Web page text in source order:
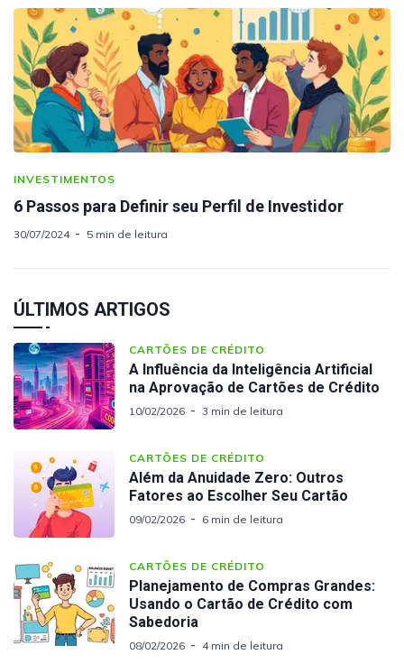
INVESTIMENTOS
6 Passos para Definir seu Perfil de Investidor
30/07/2024 5 min de leitura
ÚLTIMOS ARTIGOS
CARTÕES DE CRÉDITO
A Influência da Inteligência Artificial
na Aprovação de Cartões de Crédito
10/02/2026 3 min de leitura
CARTÕES DE CRÉDITO
Além da Anuidade Zero: Outros
Fatores ao Escolher Seu Cartão
09/02/2026 6 min de leitura
CARTÕES DE CRÉDITO
Planejamento de Compras Grandes:
Usando o Cartão de Crédito com
Sabedoria
08/02/2026 4 min de leitura